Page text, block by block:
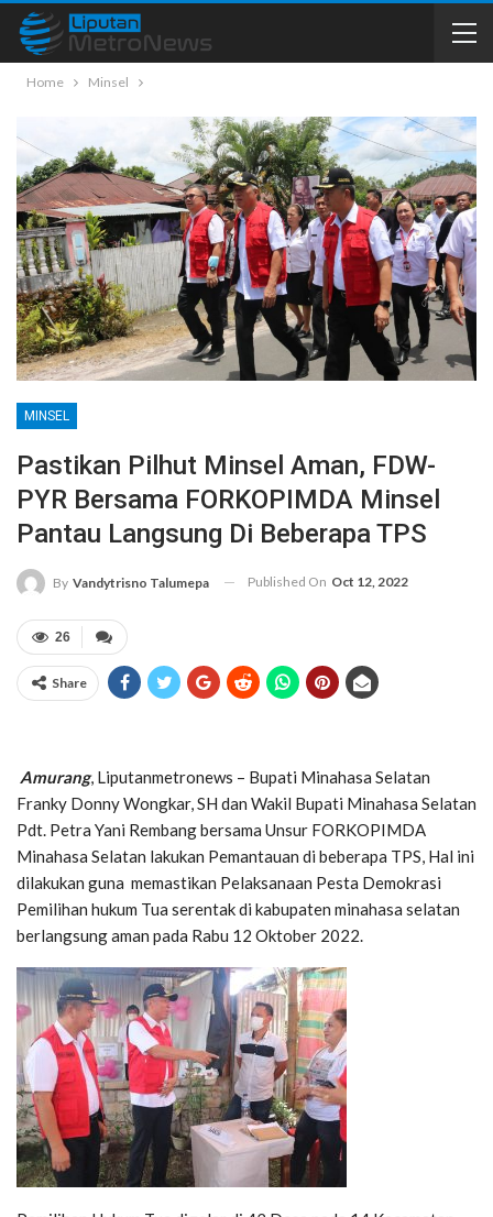
Home Minsel
MINSEL
Pastikan Pilhut Minsel Aman, FDW-
PYR Bersama FORKOPIMDA Minsel
Pantau Langsung Di Beberapa TPS
By Vandytrisno Talumepa Published On Oct 12, 2022
26
Share
Amurang, Liputanmetronews – Bupati Minahasa Selatan
Franky Donny Wongkar, SH dan Wakil Bupati Minahasa Selatan
Pdt. Petra Yani Rembang bersama Unsur FORKOPIMDA
Minahasa Selatan lakukan Pemantauan di beberapa TPS, Hal ini
dilakukan guna memastikan Pelaksanaan Pesta Demokrasi
Pemilihan hukum Tua serentak di kabupaten minahasa selatan
berlangsung aman pada Rabu 12 Oktober 2022.